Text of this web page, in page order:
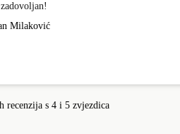
Milaković
recenzija s 4 i 5 zvjezdica